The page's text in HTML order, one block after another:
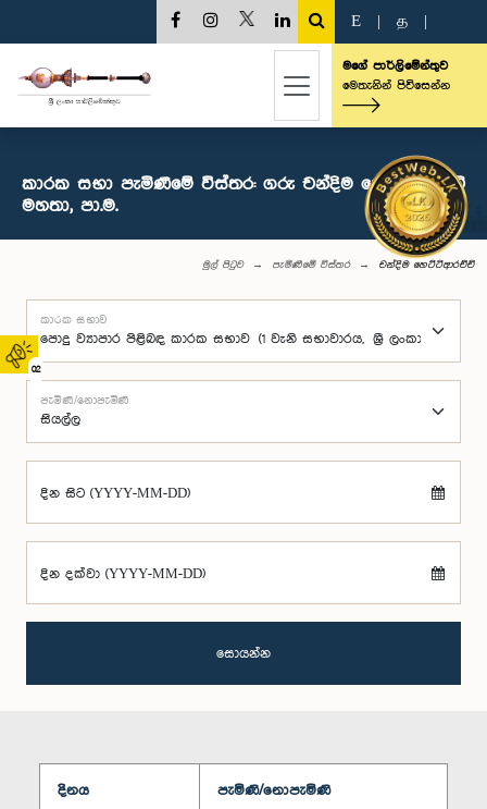
02
E த
මගේ පාර්ලිමේන්තුව
මෙතැනින් පිවිසෙන්න
කාරක සභා පැමිණීමේ විස්තර: ගරු චන්දිම හෙට්ටිආරච්චි
මහතා, පා.ම.
මුල් පිටුව පැමිණීමේ විස්තර චන්දිම හෙට්ටිආරච්චි
කාරක සභාව
පැමිණි/නොපැමිණි
දින සිට (YYYY-MM-DD)
දින දක්වා (YYYY-MM-DD)
සොයන්න
දිනය පැමිණි/නොපැමිණි